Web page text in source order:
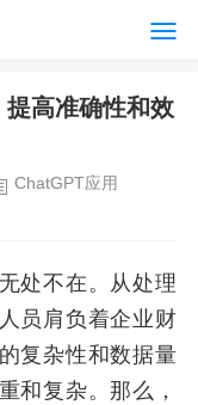
高准确性和效
ChatGPT应用
处不在。从处理
员肩负着企业财
复杂性和数据量
和复杂。那么，